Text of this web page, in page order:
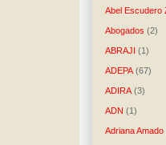
Abel Escudero
Abogados (2)
ABRAJI (1)
ADEPA (67)
ADIRA (3)
ADN (1)
Adriana Amado